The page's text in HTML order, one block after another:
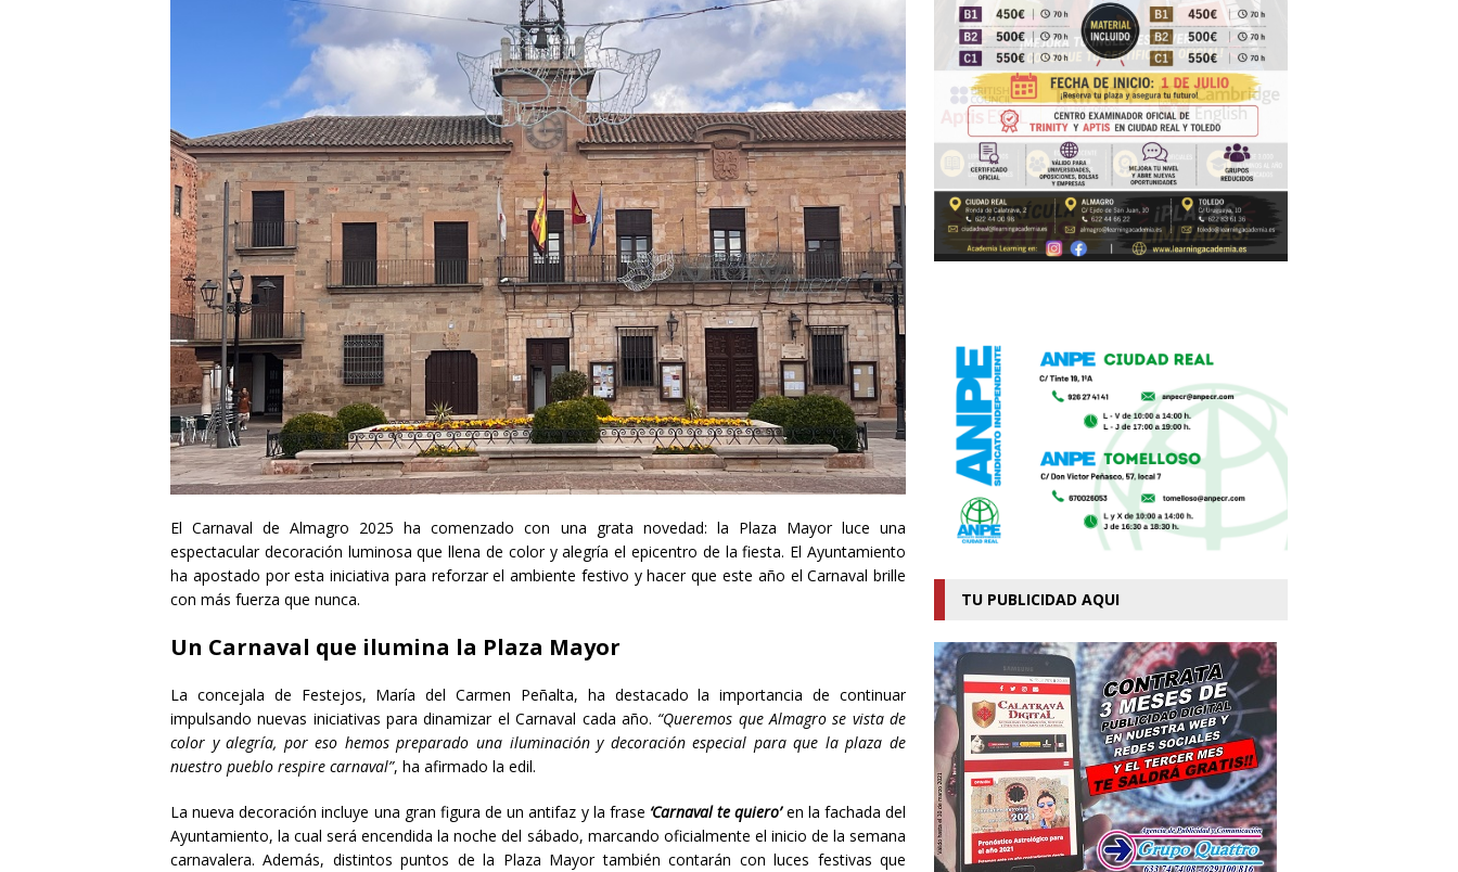
El Carnaval de Almagro 2025 ha comenzado con una grata novedad: la Plaza Mayor luce una
espectacular decoración luminosa que llena de color y alegría el epicentro de la fiesta. El Ayuntamiento
ha apostado por esta iniciativa para reforzar el ambiente festivo y hacer que este año el Carnaval brille
con más fuerza que nunca.
Un Carnaval que ilumina la Plaza Mayor
La concejala de Festejos, María del Carmen Peñalta, ha destacado la importancia de continuar
impulsando nuevas iniciativas para dinamizar el Carnaval cada año. “Queremos que Almagro se vista de
color y alegría, por eso hemos preparado una iluminación y decoración especial para que la plaza de
nuestro pueblo respire carnaval”, ha afirmado la edil.
La nueva decoración incluye una gran figura de un antifaz y la frase ‘Carnaval te quiero’ en la fachada del
Ayuntamiento, la cual será encendida la noche del sábado, marcando oficialmente el inicio de la semana
carnavalera. Además, distintos puntos de la Plaza Mayor también contarán con luces festivas que
TU PUBLICIDAD AQUI